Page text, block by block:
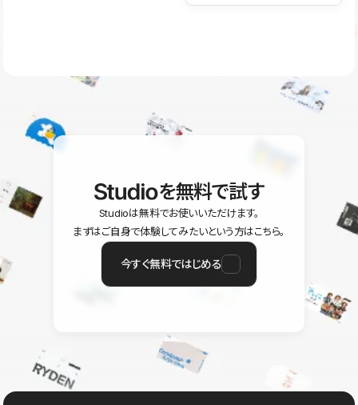
ユーザー同士で質問・相談できるコミュニティもご利用ください。
を無料で試す
Studioは無料でお使いいただけます。
まずはご自身で体験してみたいという方はこちら。
今すぐ無料ではじめる